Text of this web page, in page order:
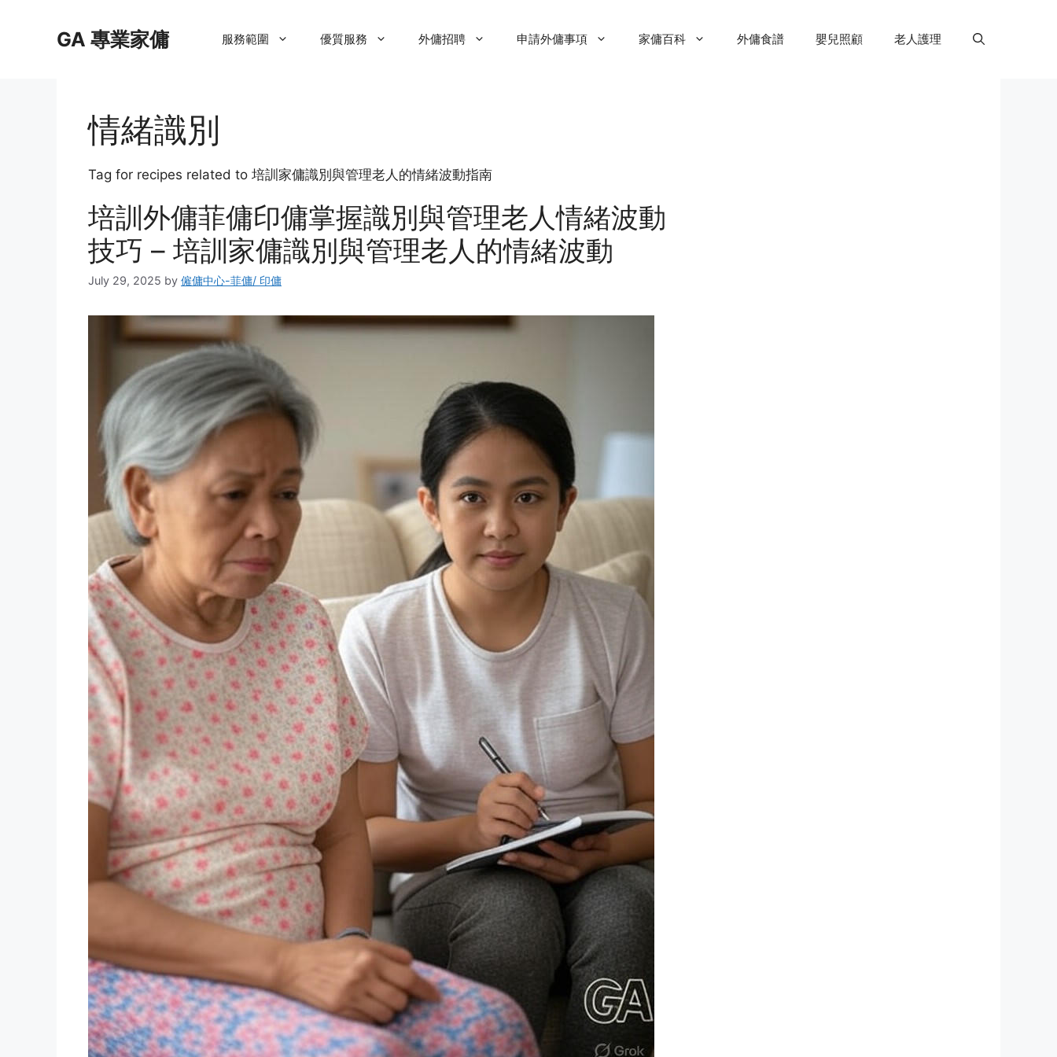
GA 專業家傭 服務範圍 優質服務 外傭招聘 申請外傭事項 家傭百科 外傭食譜 嬰兒照顧 老人護理
情緒識別
Tag for recipes related to 培訓家傭識別與管理老人的情緒波動指南
培訓外傭菲傭印傭掌握識別與管理老人情緒波動
技巧 – 培訓家傭識別與管理老人的情緒波動
July 29, 2025 by 僱傭中心-菲傭/ 印傭